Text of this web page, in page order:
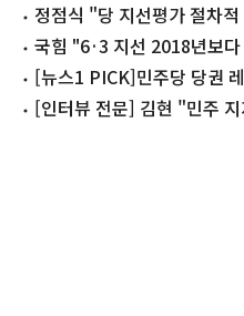
증(종합)
정점식 "당 지선평가 절차
유"국힘 "6·3 지선 2018년보
평 [뉴스1 PICK]민주당 당권
청래·김민석
[인터뷰 전문] 김현 "민주